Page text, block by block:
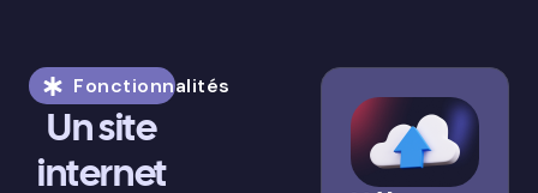
Fonctionnalités
Un site
internet